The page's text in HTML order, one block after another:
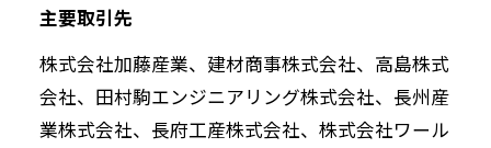
主要取引先
株式会社加藤産業、建材商事株式会社、高島株式
会社、田村駒エンジニアリング株式会社、長州産
業株式会社、長府工産株式会社、株式会社ワール